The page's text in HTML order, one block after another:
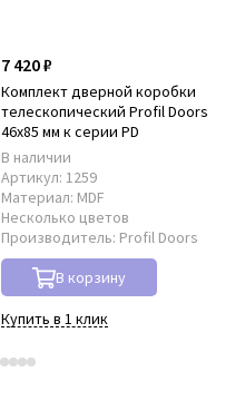
7 420 ₽
Комплект дверной коробки
телескопический Profil Doors
46x85 мм к серии PD
В наличии
Артикул: 1259
Материал: MDF
Несколько цветов
Производитель: Profil Doors
В корзину
Купить в 1 клик